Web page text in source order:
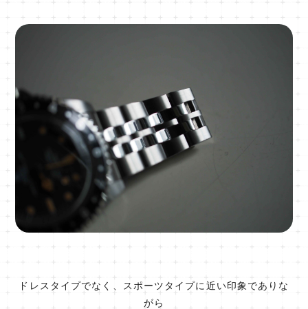
ドレスタイプでなく、スポーツタイプに近い印象でありな
がら